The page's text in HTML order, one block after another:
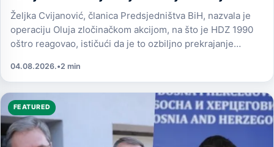
Željka Cvijanović, članica Predsjedništva BiH, nazvala je
operaciju Oluja zločinačkom akcijom, na što je HDZ 1990
oštro reagovao, ističući da je to ozbiljno prekrajanje
04.08.2026.•2 min
FEATURED